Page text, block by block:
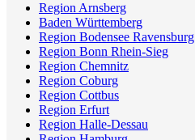
Region Arnsberg
Baden Württemberg
Region Bodensee Ravensburg
Region Bonn Rhein-Sieg
Region Chemnitz
Region Coburg
Region Cottbus
Region Erfurt
Region Halle-Dessau